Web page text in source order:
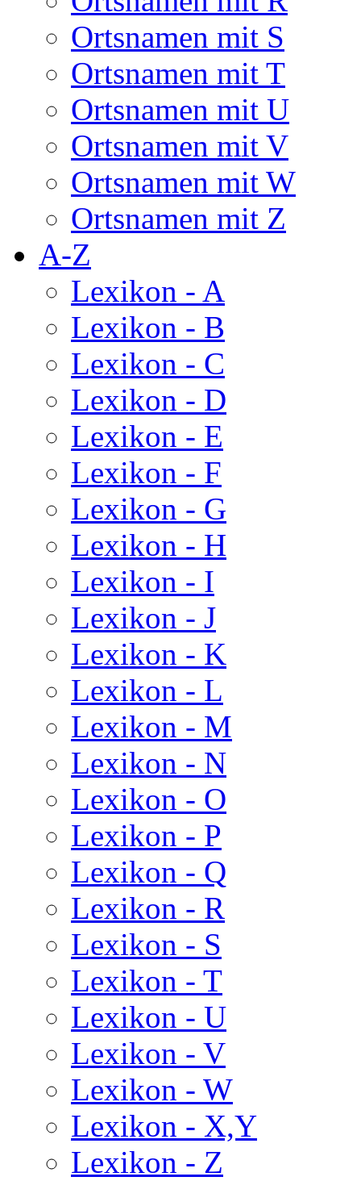
Ortsnamen mit S
Ortsnamen mit T
Ortsnamen mit U
Ortsnamen mit V
Ortsnamen mit W
Ortsnamen mit Z
A-Z
Lexikon - A
Lexikon - B
Lexikon - C
Lexikon - D
Lexikon - E
Lexikon - F
Lexikon - G
Lexikon - H
Lexikon - I
Lexikon - J
Lexikon - K
Lexikon - L
Lexikon - M
Lexikon - N
Lexikon - O
Lexikon - P
Lexikon - Q
Lexikon - R
Lexikon - S
Lexikon - T
Lexikon - U
Lexikon - V
Lexikon - W
Lexikon - X,Y
Lexikon - Z